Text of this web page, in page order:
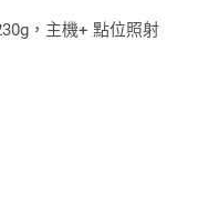
，主機+ 點位照射